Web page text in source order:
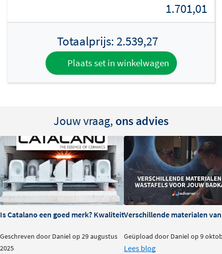
Deze wastafel is niet vrijhangend te monteren en wordt
altijd gecombineerd met een passende INK onderkast.
Dankzij de keuze voor een model met of zonder
kraangat is de Faktor geschikt voor zowel
opbouwkranen als inbouwkranen, zodat je het meubel
Voor een mooi en rustig geheel combineer je de wastafel
met een afvoerplug in dezelfde kleur en hetzelfde
materiaal. Deze bestel je, net als de onderkast en de
kranen, eenvoudig mee.
1.701,01
Totaalprijs: 2.539,27
Plaats set in winkelwagen
Jouw vraag, ons advies
Is Catalano een goed merk? Kwaliteit en ervaringen
Geschreven door Daniel op 29 augustus
2025
Verschillende materialen
Geüpload door Daniel op 9
Lees blog